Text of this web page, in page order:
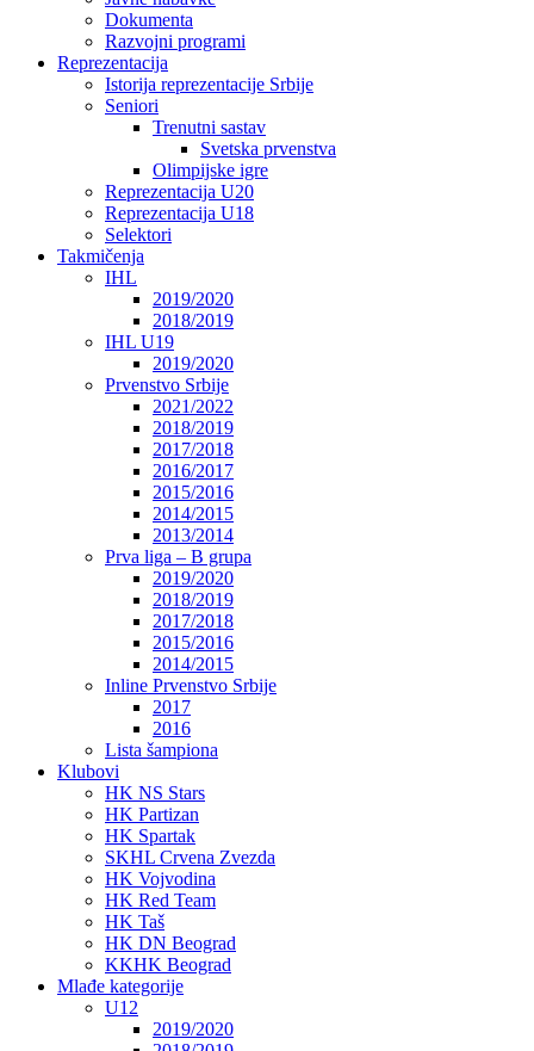
Dokumenta
Razvojni programi
Reprezentacija
Istorija reprezentacije Srbije
Seniori
Trenutni sastav
Svetska prvenstva
Olimpijske igre
Reprezentacija U20
Reprezentacija U18
Selektori
Takmičenja
IHL
2019/2020
2018/2019
IHL U19
2019/2020
Prvenstvo Srbije
2021/2022
2018/2019
2017/2018
2016/2017
2015/2016
2014/2015
2013/2014
Prva liga – B grupa
2019/2020
2018/2019
2017/2018
2015/2016
2014/2015
Inline Prvenstvo Srbije
2017
2016
Lista šampiona
Klubovi
HK NS Stars
HK Partizan
HK Spartak
SKHL Crvena Zvezda
HK Vojvodina
HK Red Team
HK Taš
HK DN Beograd
KKHK Beograd
Mlađe kategorije
U12
2019/2020